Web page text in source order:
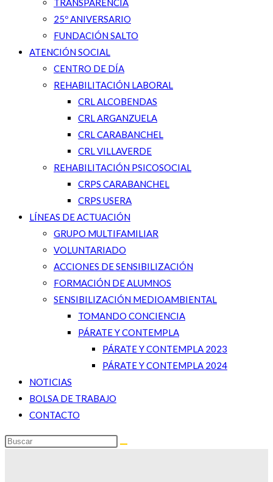
TRANSPARENCIA
25º ANIVERSARIO
FUNDACIÓN SALTO
ATENCIÓN SOCIAL
CENTRO DE DÍA
REHABILITACIÓN LABORAL
CRL ALCOBENDAS
CRL ARGANZUELA
CRL CARABANCHEL
CRL VILLAVERDE
REHABILITACIÓN PSICOSOCIAL
CRPS CARABANCHEL
CRPS USERA
LÍNEAS DE ACTUACIÓN
GRUPO MULTIFAMILIAR
VOLUNTARIADO
ACCIONES DE SENSIBILIZACIÓN
FORMACIÓN DE ALUMNOS
SENSIBILIZACIÓN MEDIOAMBIENTAL
TOMANDO CONCIENCIA
PÁRATE Y CONTEMPLA
PÁRATE Y CONTEMPLA 2023
PÁRATE Y CONTEMPLA 2024
NOTICIAS
BOLSA DE TRABAJO
CONTACTO